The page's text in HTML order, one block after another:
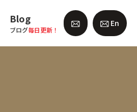
Blog
ブログ毎日更新！
En